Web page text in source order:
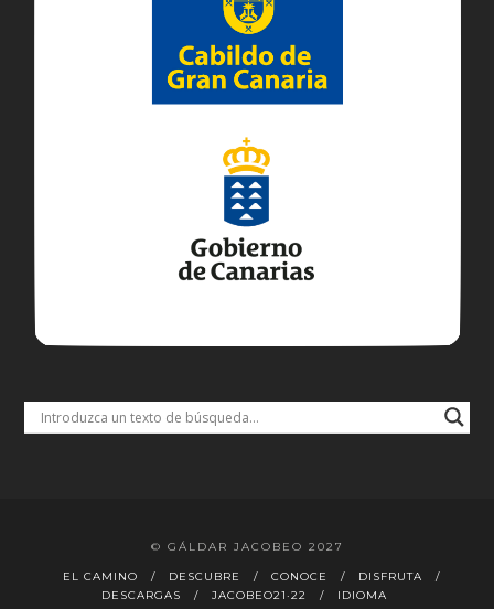
© GÁLDAR JACOBEO 2027
EL CAMINO DESCUBRE CONOCE
DISFRUTA
DESCARGAS
JACOBEO21·22 IDIOMA